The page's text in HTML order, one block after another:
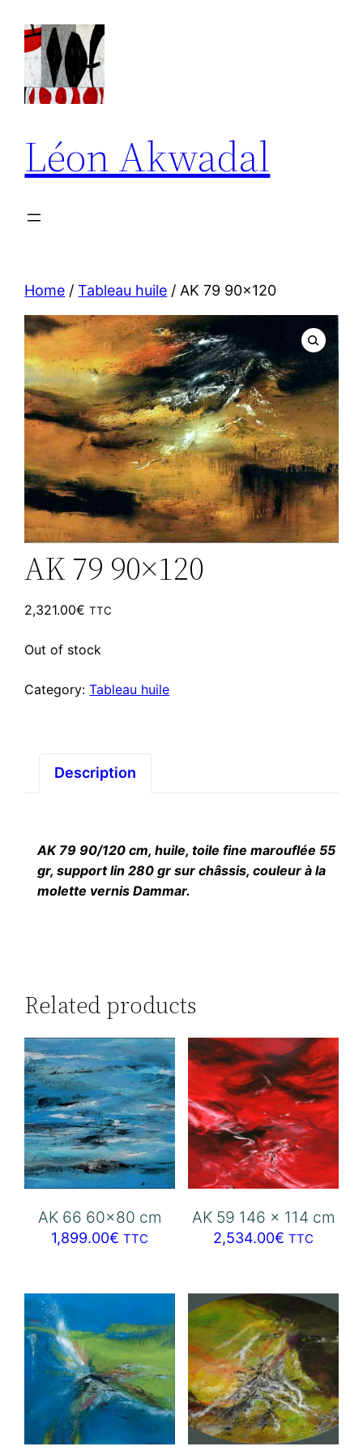
contenu
Léon Akwadal
Home /Tableau huile / AK 79 90×120
AK 79 90×120
2,321.00€ TTC
Out of stock
Category:Tableau huile
Description
AK 79 90/120 cm, huile, toile fine marouflée 55
gr, support lin 280 gr sur châssis, couleur à la
molette vernis Dammar.
Related products
AK 66 60×80 cm
1,899.00€ TTC
AK 59 146 x 114 cm
2,534.00€ TTC